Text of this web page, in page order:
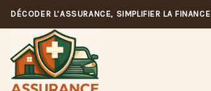
Skip
to
content
DÉCODER L’ASSURANCE, SIMPLIFIER LA FINANCE